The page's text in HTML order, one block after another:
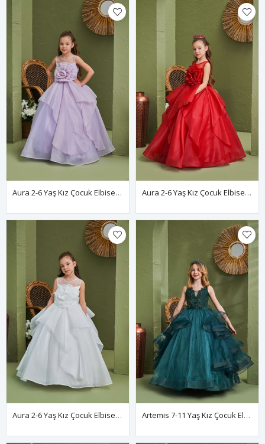
Aura 2-6 Yaş Kız Çocuk Elbise 20165 Lila Aura 2-6 Yaş Kız Çocuk Elbise 20165 Kırmızı
Aura 2-6 Yaş Kız Çocuk Elbise 20165 Kırık Beyaz Artemis 7-11 Yaş Kız Çocuk Elbise 30163 Yeşil